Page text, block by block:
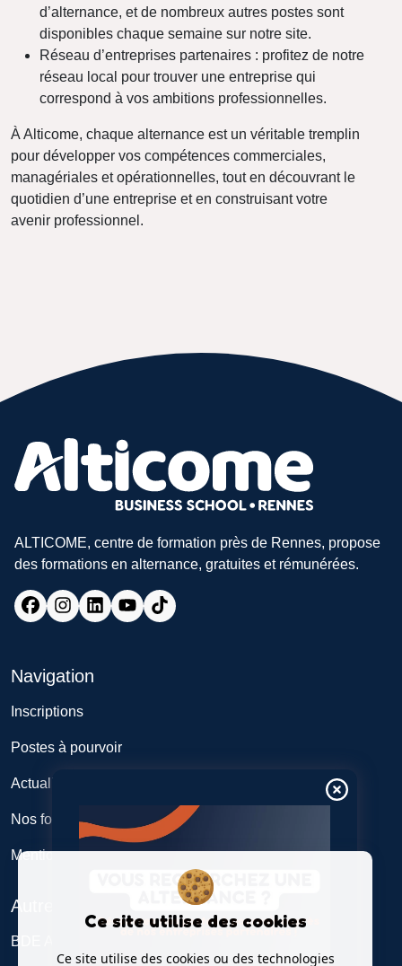
d’alternance, et de nombreux autres postes sont
disponibles chaque semaine sur notre site.
Réseau d’entreprises partenaires : profitez de notre
réseau local pour trouver une entreprise qui
correspond à vos ambitions professionnelles.
À Alticome, chaque alternance est un véritable tremplin
pour développer vos compétences commerciales,
managériales et opérationnelles, tout en découvrant le
quotidien d’une entreprise et en construisant votre
avenir professionnel.
ALTICOME, centre de formation près de Rennes, propose
des formations en alternance, gratuites et rémunérées.
Navigation
Inscriptions
Postes à pourvoir
Actualités
Nos formations
Mentions légales
Autres
BDE Alticome
Ce site utilise des cookies
Ce site utilise des cookies ou des technologies